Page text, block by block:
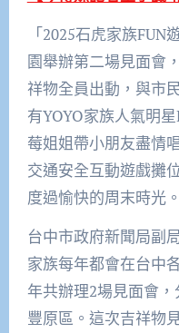
「2025石虎家族
園舉辦第二場見面會
祥物全員出動，與市
有YOYO家族人氣明
莓姐姐帶小朋友盡情
交通安全互動遊戲攤
度過愉快的周末時光。
台中市政府新聞局副
家族每年都會在台中
年共辦理2場見面會
豐原區。這次吉祥物